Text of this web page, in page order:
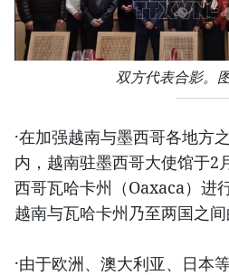
双方代表合影。
·在加强越南与墨西哥各地方
内，越南驻墨西哥大使馆于2
西哥瓦哈卡州（Oaxaca）进
越南与瓦哈卡州乃至两国之间
·由于欧洲、澳大利亚、日本